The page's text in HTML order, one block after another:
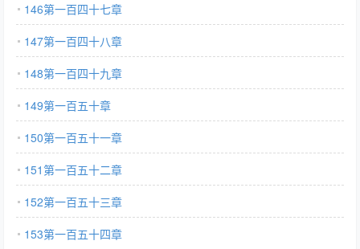
146第一百四十七章
147第一百四十八章
148第一百四十九章
149第一百五十章
150第一百五十一章
151第一百五十二章
152第一百五十三章
153第一百五十四章